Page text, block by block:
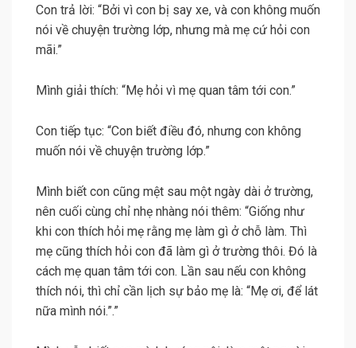
Con trả lời: “Bởi vì con bị say xe, và con không muốn
nói về chuyện trường lớp, nhưng mà mẹ cứ hỏi con
mãi.”
Mình giải thích: “Mẹ hỏi vì mẹ quan tâm tới con.”
Con tiếp tục: “Con biết điều đó, nhưng con không
muốn nói về chuyện trường lớp.”
Mình biết con cũng mệt sau một ngày dài ở trường,
nên cuối cùng chỉ nhẹ nhàng nói thêm: “Giống như
khi con thích hỏi mẹ rằng mẹ làm gì ở chỗ làm. Thì
mẹ cũng thích hỏi con đã làm gì ở trường thôi. Đó là
cách mẹ quan tâm tới con. Lần sau nếu con không
thích nói, thì chỉ cần lịch sự bảo mẹ là: “Mẹ ơi, để lát
nữa mình nói.”.”